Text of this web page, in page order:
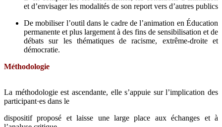
et d’envisager les modalités de son report vers d’autres publics
De mobiliser l’outil dans le cadre de l’animation en Éducation
permanente et plus largement à des fins de sensibilisation et de
débats sur les thématiques de racisme, extrême-droite et
démocratie.
Méthodologie
La méthodologie est ascendante, elle s’appuie sur l’implication des
participant·es dans le
dispositif proposé et laisse une large place aux échanges et à